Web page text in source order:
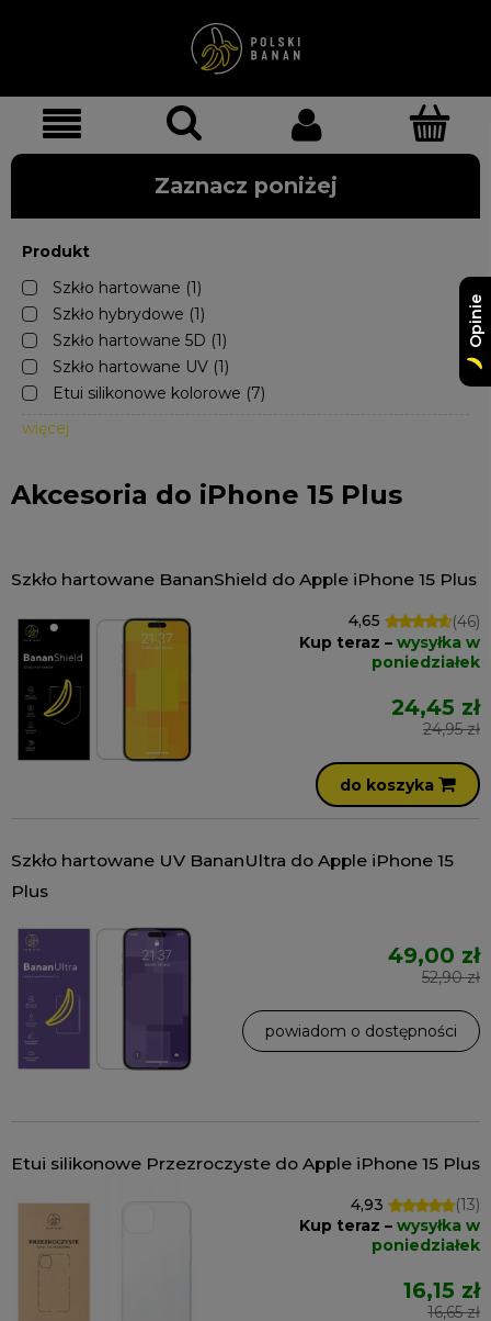
Zaznacz poniżej
Produkt
Szkło hartowane (1)
Szkło hybrydowe (1)
Szkło hartowane 5D (1)
Szkło hartowane UV (1)
Etui silikonowe kolorowe (7)
więcej
Akcesoria do iPhone 15 Plus
Szkło hartowane BananShield do Apple iPhone 15 Plus
4,65
(46)
Kup teraz – wysyłka w
poniedziałek
24,45 zł
24,95 zł
do koszyka
Szkło hartowane UV BananUltra do Apple iPhone 15
Plus
49,00 zł
52,90 zł
powiadom o dostępności
Etui silikonowe Przezroczyste do Apple iPhone 15 Plus
4,93
(13)
Kup teraz – wysyłka w
poniedziałek
16,15 zł
16,65 zł
Opinie